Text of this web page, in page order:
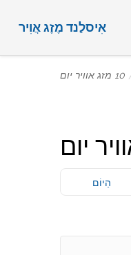
אִיסלַנד מֶזֶג אֲוִיר
10 מזג אוויר יום
הַיוֹם